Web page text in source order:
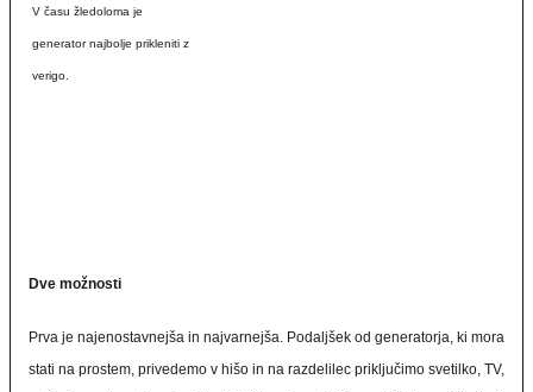
V času žledoloma je
generator najbolje prikleniti z
verigo.
Dve možnosti
Prva je najenostavnejša in najvarnejša. Podaljšek od generatorja, ki mora
stati na prostem, privedemo v hišo in na razdelilec priključimo svetilko, TV,